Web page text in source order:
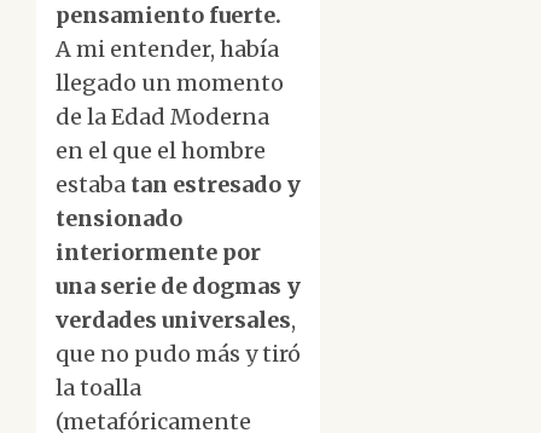
pensamiento fuerte.
A mi entender, había
llegado un momento
de la Edad Moderna
en el que el hombre
estaba tan estresado y
tensionado
interiormente por
una serie de dogmas y
verdades universales,
que no pudo más y tiró
la toalla
(metafóricamente